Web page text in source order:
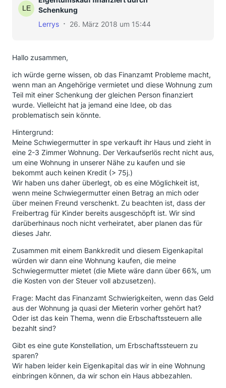
Schenkung
Lerrys
26. März 2018 um 15:44
Hallo zusammen,
ich würde gerne wissen, ob das Finanzamt Probleme macht,
wenn man an Angehörige vermietet und diese Wohnung zum
Teil mit einer Schenkung der gleichen Person finanziert
wurde. Vielleicht hat ja jemand eine Idee, ob das
problematisch sein könnte.
Hintergrund:
Meine Schwiegermutter in spe verkauft ihr Haus und zieht in
eine 2-3 Zimmer Wohnung. Der Verkaufserlös recht nicht aus,
um eine Wohnung in unserer Nähe zu kaufen und sie
bekommt auch keinen Kredit (> 75j.)
Wir haben uns daher überlegt, ob es eine Möglichkeit ist,
wenn meine Schwiegermutter einen Betrag an mich oder
über meinen Freund verschenkt. Zu beachten ist, dass der
Freibertrag für Kinder bereits ausgeschöpft ist. Wir sind
darüberhinaus noch nicht verheiratet, aber planen das für
dieses Jahr.
Zusammen mit einem Bankkredit und diesem Eigenkapital
würden wir dann eine Wohnung kaufen, die meine
Schwiegermutter mietet (die Miete wäre dann über 66%, um
die Kosten von der Steuer voll abzusetzen).
Frage: Macht das Finanzamt Schwierigkeiten, wenn das Geld
aus der Wohnung ja quasi der Mieterin vorher gehört hat?
Oder ist das kein Thema, wenn die Erbschaftssteuern alle
bezahlt sind?
Gibt es eine gute Konstellation, um Erbschaftssteuern zu
sparen?
Wir haben leider kein Eigenkapital das wir in eine Wohnung
einbringen können, da wir schon ein Haus abbezahlen.